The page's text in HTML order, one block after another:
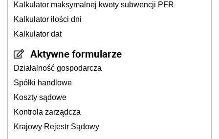
Kalkulator maksymalnej kwoty subwencji PFR
Kalkulator ilości dni
Kalkulator dat
Aktywne formularze
Działalność gospodarcza
Spółki handlowe
Koszty sądowe
Kontrola zarządcza
Krajowy Rejestr Sądowy